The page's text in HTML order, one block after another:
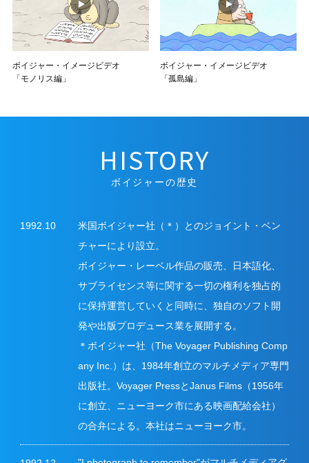
ボイジャー・イメージビデオ
「モノリス編」
ボイジャー・イメージビデオ
「孤島編」
HISTORY
ボイジャーの歴史
1992.10
米国ボイジャー社（＊）とのジョイント・ベン
チャーにより設立。
ボイジャー・レーベル作品の販売、日本語化、
サブライセンス等に関する一切の権利を独占的
に保持運営していくと同時に、独自のソフト開
発や出版プロデュース業を展開する。
＊ボイジャー社（The Voyager Publishing Comp
any Inc.）は、1984年創立のマルチメディア専門
出版社。Voyager PressとJanus Films（1956年
に創立、ニューヨーク市にある映画配給会社）
の合弁による。本社はニューヨーク市。